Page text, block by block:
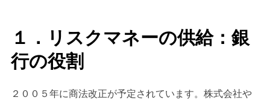
１．リスクマネーの供給：銀
行の役割
２００５年に商法改正が予定されています。株式会社や